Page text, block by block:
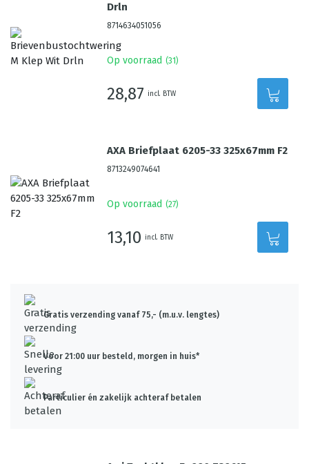
Drln
8714634051056
Op voorraad (31 )
28,87 incl. BTW
AXA Briefplaat 6205-33 325x67mm F2
8713249074641
Op voorraad (27)
13,10 incl. BTW
Gratis verzending vanaf 75,- (m.u.v. lengtes)
Voor 21:00 uur besteld, morgen in huis*
Particulier én zakelijk achteraf betalen